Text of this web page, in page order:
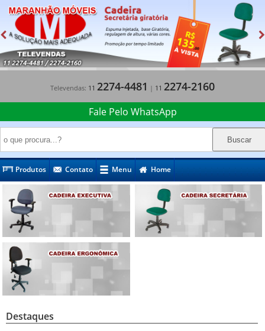
Televendas: 11 2274-4481 | 11 2274-2160
Fale Pelo WhatsApp
Produtos Contato Menu Home
Destaques